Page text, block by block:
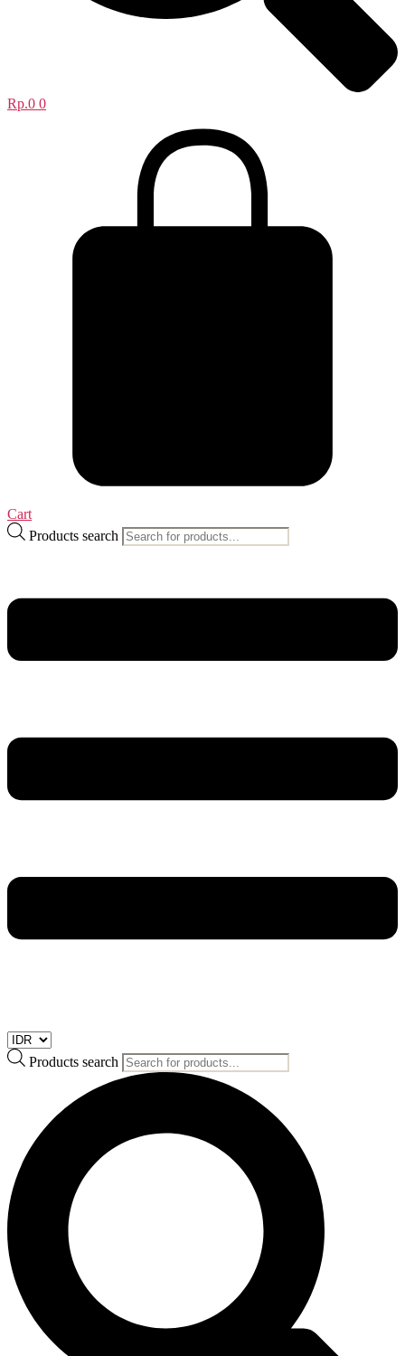
Rp.0 0
Cart
Products search
Products search